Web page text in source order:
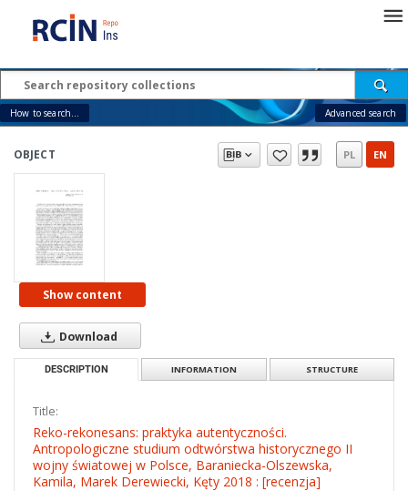
How to search... Advanced search
OBJECT PL EN
Show content
Download
DESCRIPTION INFORMATION STRUCTURE
Title:
Reko-rekonesans: praktyka autentyczności.
Antropologiczne studium odtwórstwa historycznego II
wojny światowej w Polsce, Baraniecka-Olszewska,
Kamila, Marek Derewiecki, Kęty 2018 : [recenzja]